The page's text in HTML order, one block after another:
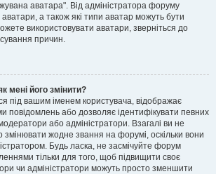
аватара". Від адміністратора форуму
а також які типи аватар можуть бути
використовувати аватари, зверніться до
причин.
мені його змінити?
під вашим іменем користувача, відображає
повідомлень або дозволяє ідентифікувати певних
або адміністратори. Взагалі ви не
жодне звання на форумі, оскільки вони
Будь ласка, не засмічуйте форум
тільки для того, щоб підвищити своє
чи адміністратори можуть просто зменшити